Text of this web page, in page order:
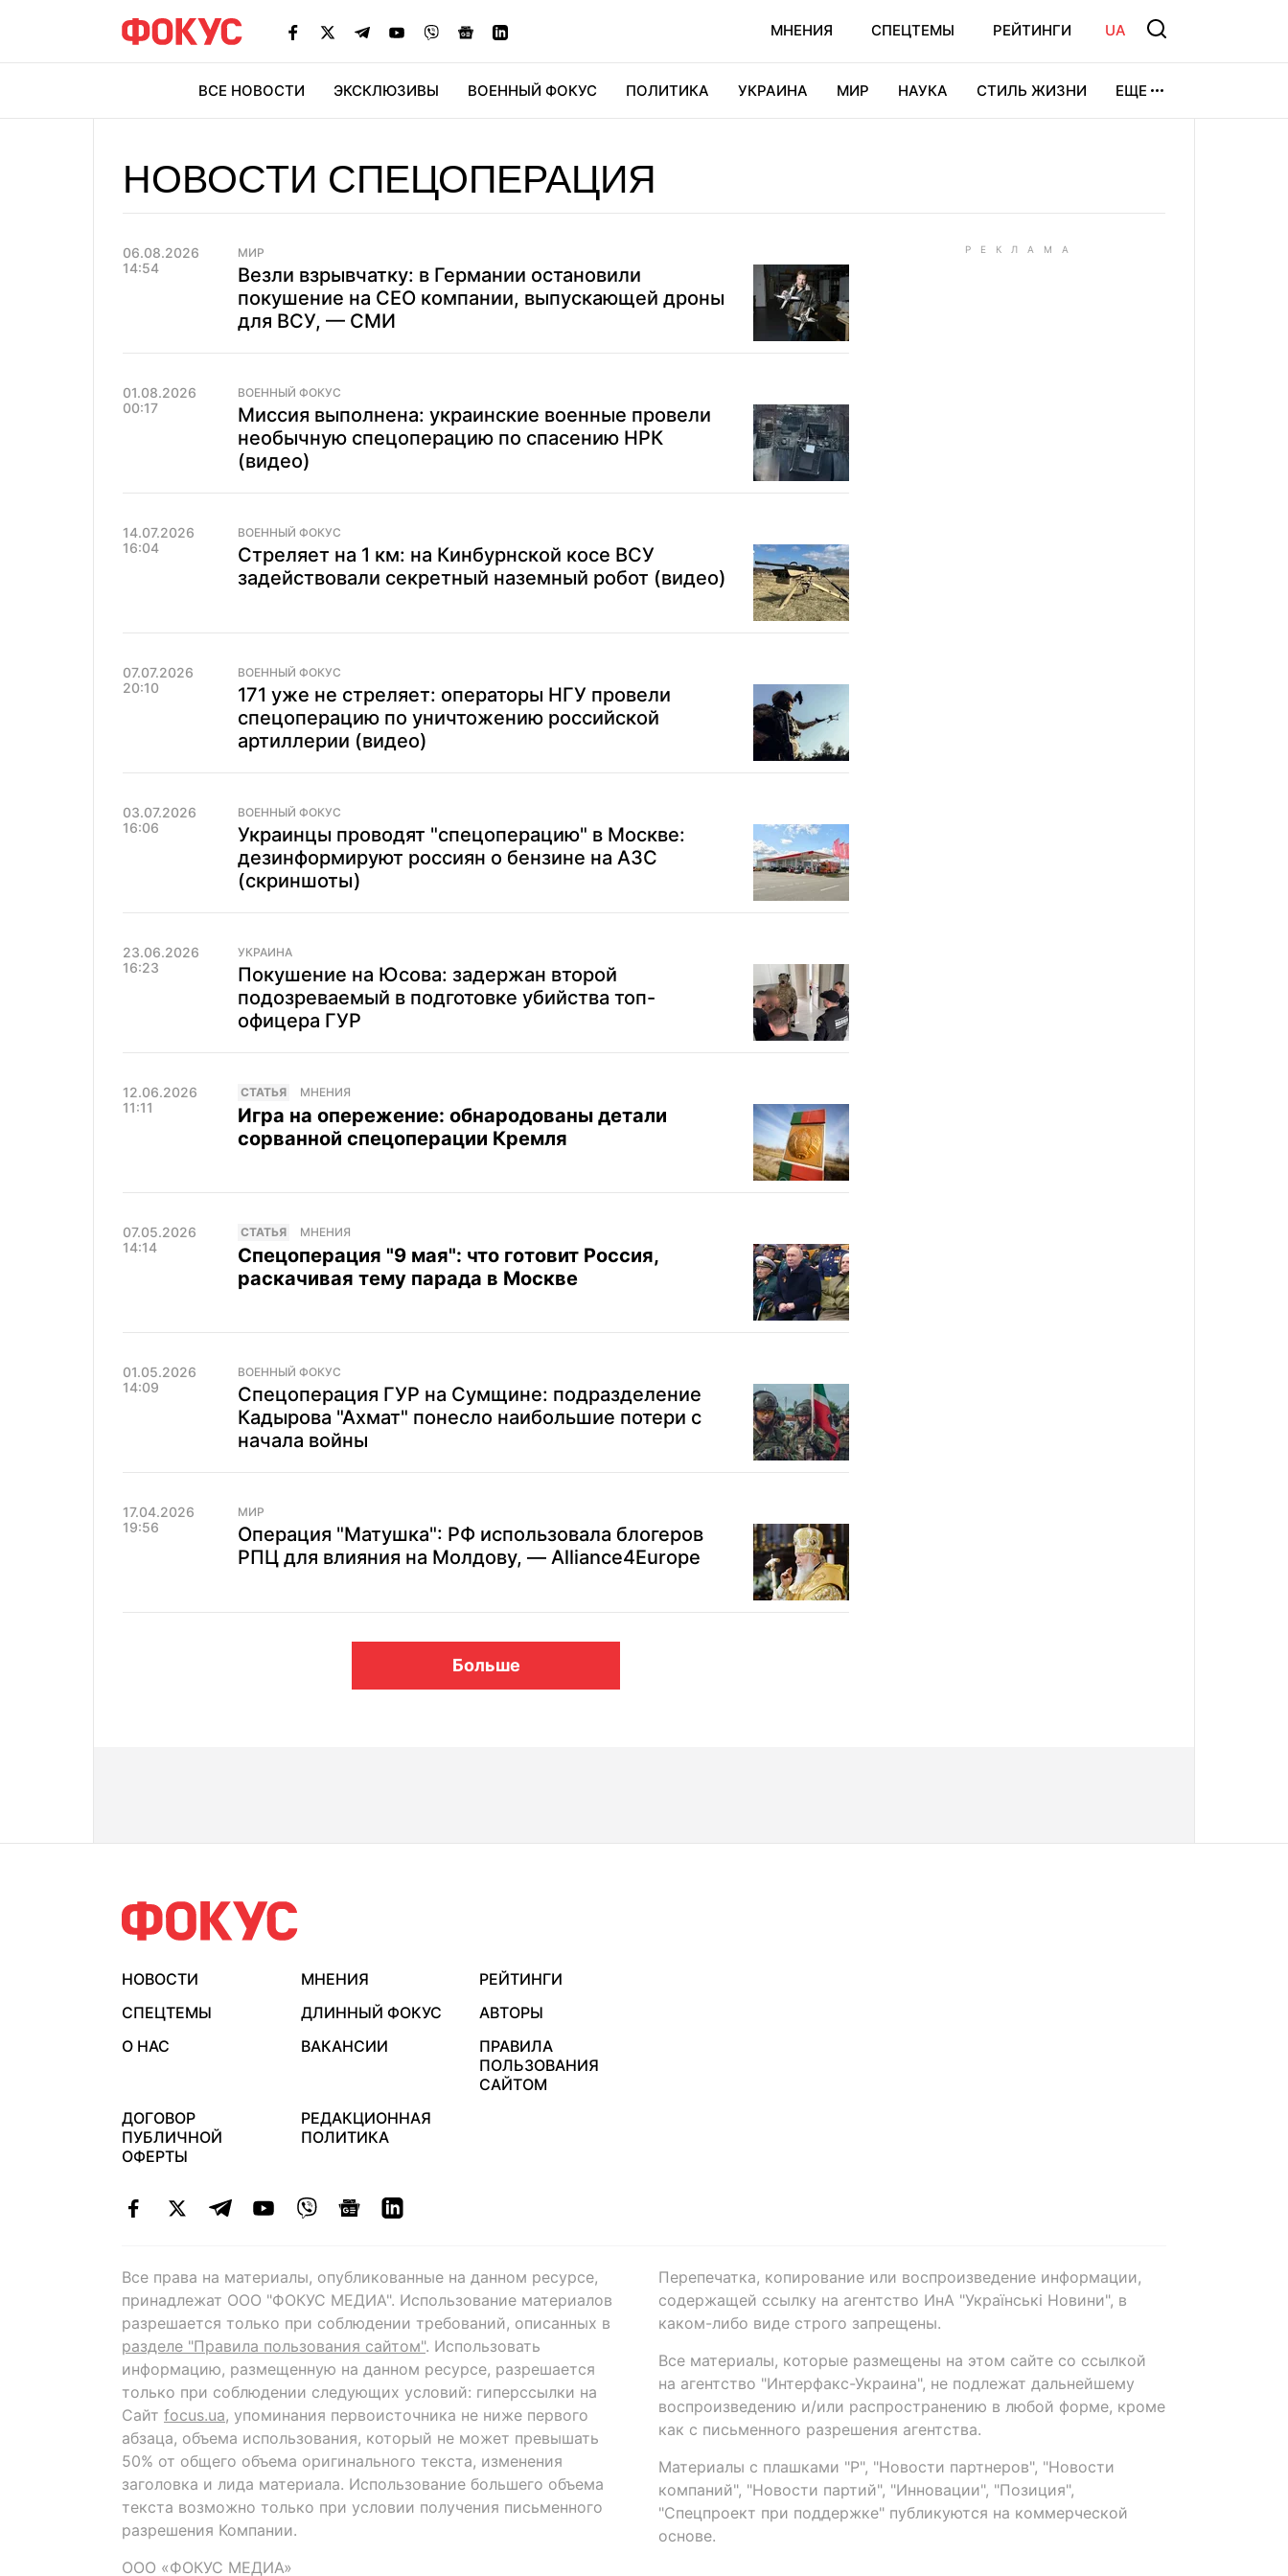
МНЕНИЯ СПЕЦТЕМЫ РЕЙТИНГИ UA
ВСЕ НОВОСТИ ЭКСКЛЮЗИВЫ ВОЕННЫЙ ФОКУС ПОЛИТИКА УКРАИНА МИР НАУКА СТИЛЬ ЖИЗНИ ЕЩЕ
НОВОСТИ СПЕЦОПЕРАЦИЯ
06.08.2026
14:54
МИР
Везли взрывчатку: в Германии остановили
покушение на СЕО компании, выпускающей дроны
для ВСУ, — СМИ
01.08.2026
00:17
ВОЕННЫЙ ФОКУС
Миссия выполнена: украинские военные провели
необычную спецоперацию по спасению НРК
(видео)
14.07.2026
16:04
ВОЕННЫЙ ФОКУС
Стреляет на 1 км: на Кинбурнской косе ВСУ
задействовали секретный наземный робот (видео)
07.07.2026
20:10
ВОЕННЫЙ ФОКУС
171 уже не стреляет: операторы НГУ провели
спецоперацию по уничтожению российской
артиллерии (видео)
03.07.2026
16:06
ВОЕННЫЙ ФОКУС
Украинцы проводят "спецоперацию" в Москве:
дезинформируют россиян о бензине на АЗС
(скриншоты)
23.06.2026
16:23
УКРАИНА
Покушение на Юсова: задержан второй
подозреваемый в подготовке убийства топ-
офицера ГУР
12.06.2026
11:11
CТАТЬЯ МНЕНИЯ
Игра на опережение: обнародованы детали
сорванной спецоперации Кремля
07.05.2026
14:14
CТАТЬЯ МНЕНИЯ
Спецоперация "9 мая": что готовит Россия,
раскачивая тему парада в Москве
01.05.2026
14:09
ВОЕННЫЙ ФОКУС
Спецоперация ГУР на Сумщине: подразделение
Кадырова "Ахмат" понесло наибольшие потери с
начала войны
17.04.2026
19:56
МИР
Операция "Матушка": РФ использовала блогеров
РПЦ для влияния на Молдову, — Alliance4Europe
Больше
НОВОСТИ МНЕНИЯ
РЕЙТИНГИ
СПЕЦТЕМЫ
ДЛИННЫЙ ФОКУС
АВТОРЫ
О НАС
ВАКАНСИИ
ПРАВИЛА
ПОЛЬЗОВАНИЯ
САЙТОМ
ДОГОВОР
ПУБЛИЧНОЙ
ОФЕРТЫ
РЕДАКЦИОННАЯ
ПОЛИТИКА
Все права на материалы, опубликованные на данном ресурсе,
принадлежат ООО "ФОКУС МЕДИА". Использование материалов
разрешается только при соблюдении требований, описанных в
разделе "Правила пользования сайтом". Использовать
информацию, размещенную на данном ресурсе, разрешается
только при соблюдении следующих условий: гиперссылки на
Сайт focus.ua, упоминания первоисточника не ниже первого
абзаца, объема использования, который не может превышать
50% от общего объема оригинального текста, изменения
заголовка и лида материала. Использование большего объема
текста возможно только при условии получения письменного
разрешения Компании.
ООО «ФОКУС МЕДИА»
Перепечатка, копирование или воспроизведение информации,
содержащей ссылку на агентство ИнА "Українські Новини", в
каком-либо виде строго запрещены.
Все материалы, которые размещены на этом сайте со ссылкой
на агентство "Интерфакс-Украина", не подлежат дальнейшему
воспроизведению и/или распространению в любой форме, кроме
как с письменного разрешения агентства.
Материалы с плашками "Р", "Новости партнеров", "Новости
компаний", "Новости партий", "Инновации", "Позиция",
"Спецпроект при поддержке" публикуются на коммерческой
основе.